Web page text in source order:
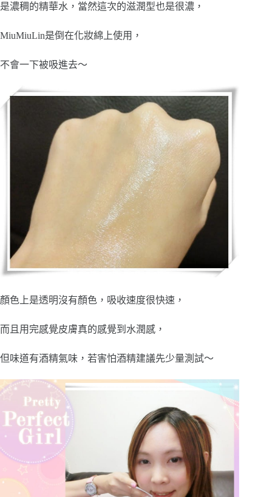
是濃稠的精華水，當然這次的滋潤型也是很濃，
MiuMiuLin是倒在化妝綿上使用，
不會一下被吸進去～
顏色上是透明沒有顏色，吸收速度很快速，
而且用完感覺皮膚真的感覺到水潤感，
但味道有酒精氣味，若害怕酒精建議先少量測試～